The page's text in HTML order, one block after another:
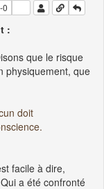
-0
:
que le risque
physiquement, que
doit
facile à dire,
a été confronté